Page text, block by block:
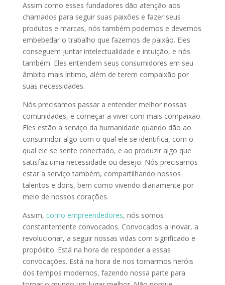
Assim como esses fundadores dão atenção aos
chamados para seguir suas paixões e fazer seus
produtos e marcas, nós também podemos e devemos
embebedar o trabalho que fazemos de paixão. Eles
conseguem juntar intelectualidade e intuição, e nós
também. Eles entendem seus consumidores em seu
âmbito mais íntimo, além de terem compaixão por
suas necessidades.
Nós precisamos passar a entender melhor nossas
comunidades, e começar a viver com mais compaixão.
Eles estão a serviço da humanidade quando dão ao
consumidor algo com o qual ele se identifica, com o
qual ele se sente conectado, e ao produzir algo que
satisfaz uma necessidade ou desejo. Nós precisamos
estar a serviço também, compartilhando nossos
talentos e dons, bem como vivendo diariamente por
meio de nossos corações.
Assim, como empreendedores, nós somos
constantemente convocados. Convocados a inovar, a
revolucionar, a seguir nossas vidas com significado e
propósito. Está na hora de responder a essas
convocações. Está na hora de nos tornarmos heróis
dos tempos modernos, fazendo nossa parte para